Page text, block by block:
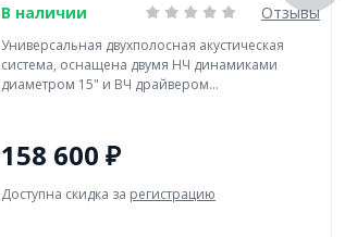
В наличии Отзывы
Универсальная двухполосная акустическая
система, оснащена двумя НЧ динамиками
диаметром 15" и ВЧ драйвером...
158 600 ₽
Доступна скидка за регистрацию